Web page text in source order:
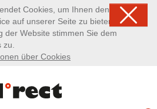
Cookies, um Ihnen den
auf unserer Seite zu bieten.
der Website stimmen Sie dem
über Cookies